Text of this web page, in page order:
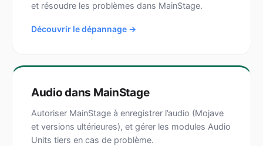
et résoudre les problèmes dans MainStage.
Découvrir le dépannage →
Audio dans MainStage
Autoriser MainStage à enregistrer l’audio (Mojave
et versions ultérieures), et gérer les modules Audio
Units tiers en cas de problème.